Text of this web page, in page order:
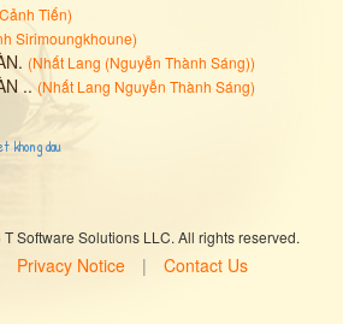
Tiến)
Sirimoungkhoune)
(Nhất Lang (Nguyễn Thành Sáng))
.. (Nhất Lang Nguyễn Thành Sáng)
khong dau
Software Solutions LLC. All rights reserved.
Privacy Notice | Contact Us